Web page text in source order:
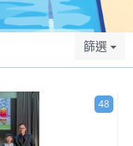
篩選
48